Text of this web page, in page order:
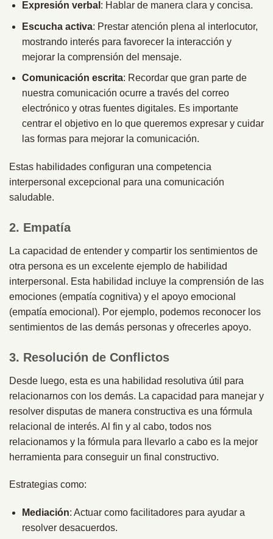
Expresión verbal : Hablar de manera clara y concisa.
Escucha activa: Prestar atención plena al interlocutor,
mostrando interés para favorecer la interacción y
mejorar la comprensión del mensaje.
Comunicación escrita: Recordar que gran parte de
nuestra comunicación ocurre a través del correo
electrónico y otras fuentes digitales. Es importante
centrar el objetivo en lo que queremos expresar y cuidar
las formas para mejorar la comunicación.
Estas habilidades configuran una competencia
interpersonal excepcional para una comunicación
saludable.
2. Empatía
La capacidad de entender y compartir los sentimientos de
otra persona es un excelente ejemplo de habilidad
interpersonal. Esta habilidad incluye la comprensión de las
emociones (empatía cognitiva) y el apoyo emocional
(empatía emocional). Por ejemplo, podemos reconocer los
sentimientos de las demás personas y ofrecerles apoyo.
3. Resolución de Conflictos
Desde luego, esta es una habilidad resolutiva útil para
relacionarnos con los demás. La capacidad para manejar y
resolver disputas de manera constructiva es una fórmula
relacional de interés. Al fin y al cabo, todos nos
relacionamos y la fórmula para llevarlo a cabo es la mejor
herramienta para conseguir un final constructivo.
Estrategias como:
Mediación: Actuar como facilitadores para ayudar a
resolver desacuerdos.